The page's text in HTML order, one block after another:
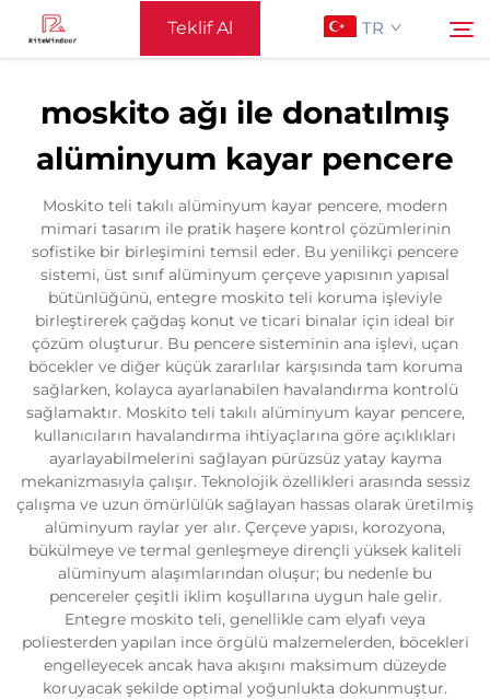
Teklif Al TR
Destek
Ürünler
Uygulama
Haberler
Bize Ulaşın
Ara
moskito ağı ile donatılmış
alüminyum kayar pencere
Moskito teli takılı alüminyum kayar pencere, modern
mimari tasarım ile pratik haşere kontrol çözümlerinin
sofistike bir birleşimini temsil eder. Bu yenilikçi pencere
sistemi, üst sınıf alüminyum çerçeve yapısının yapısal
bütünlüğünü, entegre moskito teli koruma işleviyle
birleştirerek çağdaş konut ve ticari binalar için ideal bir
çözüm oluşturur. Bu pencere sisteminin ana işlevi, uçan
böcekler ve diğer küçük zararlılar karşısında tam koruma
sağlarken, kolayca ayarlanabilen havalandırma kontrolü
sağlamaktır. Moskito teli takılı alüminyum kayar pencere,
kullanıcıların havalandırma ihtiyaçlarına göre açıklıkları
ayarlayabilmelerini sağlayan pürüzsüz yatay kayma
mekanizmasıyla çalışır. Teknolojik özellikleri arasında sessiz
çalışma ve uzun ömürlülük sağlayan hassas olarak üretilmiş
alüminyum raylar yer alır. Çerçeve yapısı, korozyona,
bükülmeye ve termal genleşmeye dirençli yüksek kaliteli
alüminyum alaşımlarından oluşur; bu nedenle bu
pencereler çeşitli iklim koşullarına uygun hale gelir.
Entegre moskito teli, genellikle cam elyafı veya
poliesterden yapılan ince örgülü malzemelerden, böcekleri
engelleyecek ancak hava akışını maksimum düzeyde
koruyacak şekilde optimal yoğunlukta dokunmuştur.